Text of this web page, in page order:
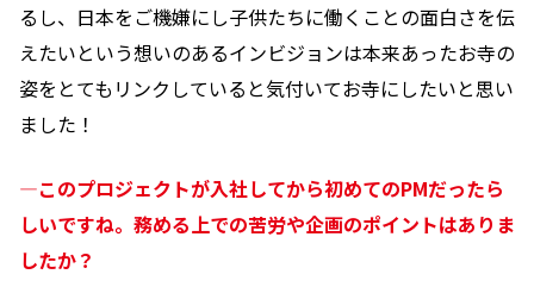
るし、日本をご機嫌にし子供たちに働くことの面白さを伝
えたいという想いのあるインビジョンは本来あったお寺の
姿をとてもリンクしていると気付いてお寺にしたいと思い
ました！
―このプロジェクトが入社してから初めてのPMだったら
しいですね。務める上での苦労や企画のポイントはありま
したか？